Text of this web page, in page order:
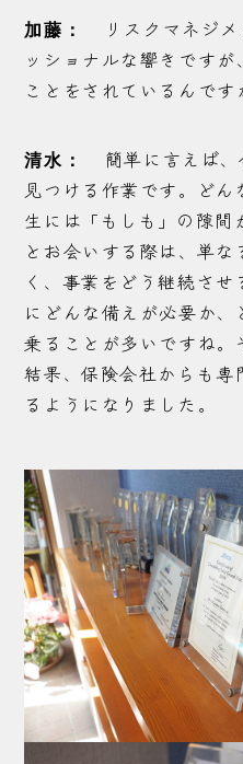
加藤：
リスクマネジ
ッショナルな響きです
ことをされているんです
清水：
簡単に言えば
見つける作業です。ど
生には「もしも」の隙間
とお会いする際は、単
く、事業をどう継続さ
にどんな備えが必要か
乗ることが多いですね。
結果、保険会社からも
るようになりました。